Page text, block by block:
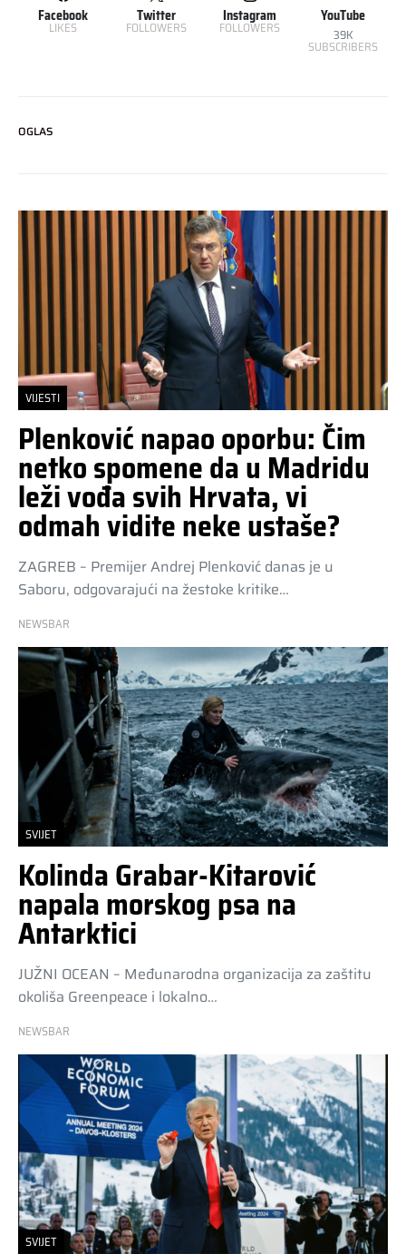
Facebook
LIKES
Twitter
FOLLOWERS
Instagram
FOLLOWERS
YouTube
39K
SUBSCRIBERS
OGLAS
VIJESTI
Plenković napao oporbu: Čim
netko spomene da u Madridu
leži vođa svih Hrvata, vi
odmah vidite neke ustaše?
ZAGREB – Premijer Andrej Plenković danas je u
Saboru, odgovarajući na žestoke kritike…
NEWSBAR
SVIJET
Kolinda Grabar-Kitarović
napala morskog psa na
Antarktici
JUŽNI OCEAN – Međunarodna organizacija za zaštitu
okoliša Greenpeace i lokalno…
NEWSBAR
SVIJET